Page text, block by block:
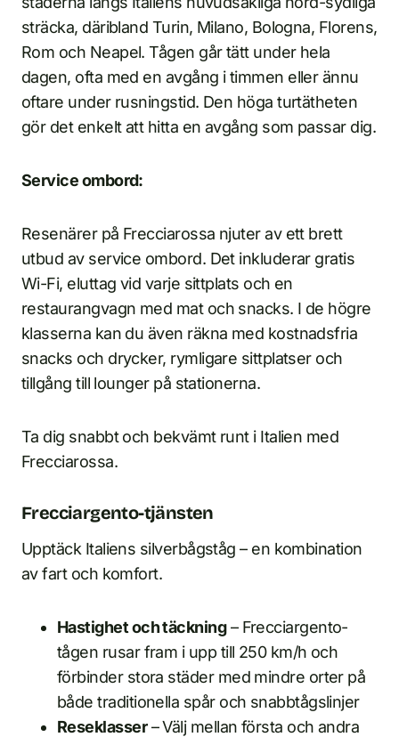
sträcka, däribland Turin, Milano, Bologna, Florens,
Rom och Neapel. Tågen går tätt under hela
dagen, ofta med en avgång i timmen eller ännu
oftare under rusningstid. Den höga turtätheten
gör det enkelt att hitta en avgång som passar dig.
Service ombord:
Resenärer på Frecciarossa njuter av ett brett
utbud av service ombord. Det inkluderar gratis
Wi-Fi, eluttag vid varje sittplats och en
restaurangvagn med mat och snacks. I de högre
klasserna kan du även räkna med kostnadsfria
snacks och drycker, rymligare sittplatser och
tillgång till lounger på stationerna.
Ta dig snabbt och bekvämt runt i Italien med
Frecciarossa.
Frecciargento-tjänsten
Upptäck Italiens silverbågståg – en kombination
av fart och komfort.
Hastighet och täckning– Frecciargento-
tågen rusar fram i upp till 250 km/h och
förbinder stora städer med mindre orter på
både traditionella spår och snabbtågslinjer
Reseklasser– Välj mellan första och andra